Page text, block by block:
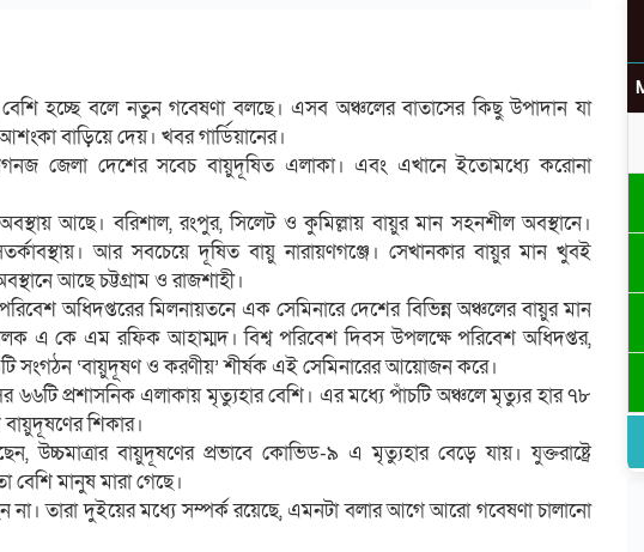
হচ্ছে বলে নতুন গবেষণা বলছে। এসব অঞ্চলের বাতাসের কিছু উপাদান যা
বাড়িয়ে দেয়। খবর গার্ডিয়ানের।
জেলা দেশের সবেচ বায়ুদূষিত এলাকা। এবং এখানে ইতোমধ্যে করোনা
আছে। বরিশাল, রংপুর, সিলেট ও কুমিল্লায় বায়ুর মান সহনশীল অবস্থানে।
আর সবচেয়ে দূষিত বায়ু নারায়ণগঞ্জে। সেখানকার বায়ুর মান খুবই
আছে চট্টগ্রাম ও রাজশাহী।
অধিদপ্তরের মিলনায়তনে এক সেমিনারে দেশের বিভিন্ন অঞ্চলের বায়ুর মান
এ কে এম রফিক আহাম্মদ। বিশ্ব পরিবেশ দিবস উপলক্ষে পরিবেশ অধিদপ্তর,
সংগঠন ‘বায়ুদূষণ ও করণীয়’ শীর্ষক এই সেমিনারের আয়োজন করে।
৬৬টি প্রশাসনিক এলাকায় মৃত্যুহার বেশি। এর মধ্যে পাঁচটি অঞ্চলে মৃত্যুর হার ৭৮
শিকার।
উচ্চমাত্রার বায়ুদূষণের প্রভাবে কোভিড-৯ এ মৃত্যুহার বেড়ে যায়। যুক্তরাষ্ট্রে
বেশি মানুষ মারা গেছে।
তারা দুইয়ের মধ্যে সম্পর্ক রয়েছে, এমনটা বলার আগে আরো গবেষণা চালানো